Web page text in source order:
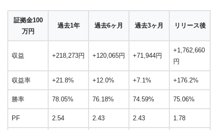
証拠金100
万円
過去1年 過去6ヶ月 過去3ヶ月 リリース後
収益 +218,273円 +120,065円 +71,944円
+1,762,660
円
収益率 +21.8% +12.0% +7.1% +176.2%
勝率 78.05% 76.18% 74.59% 75.06%
PF 2.54 2.43 2.43 1.78